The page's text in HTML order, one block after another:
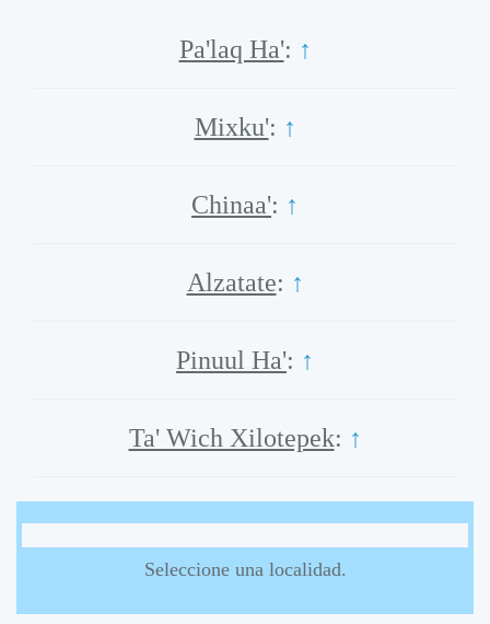
Pa'laq Ha': ↑
Mixku': ↑
Chinaa': ↑
Alzatate: ↑
Pinuul Ha': ↑
Ta' Wich Xilotepek: ↑
Seleccione una localidad.